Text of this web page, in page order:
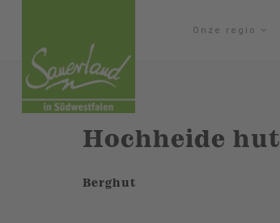
Onze regio
Hochheide hut
Berghut